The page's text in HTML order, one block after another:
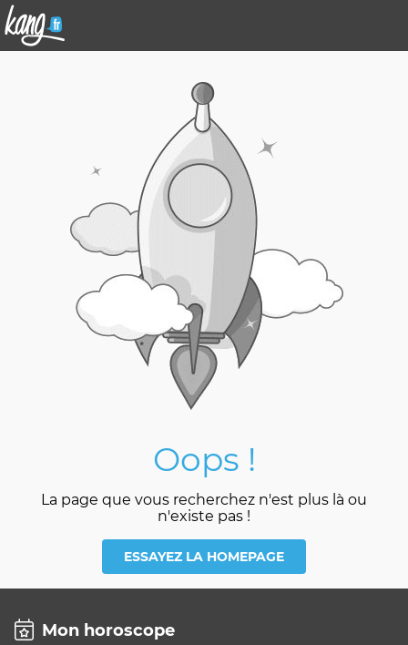
Oops !
La page que vous recherchez n'est plus là ou
n'existe pas !
ESSAYEZ LA HOMEPAGE
Mon horoscope